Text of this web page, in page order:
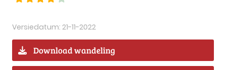
Versiedatum: 21-11-2022
Download wandeling